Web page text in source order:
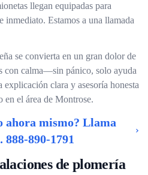
llegan equipadas para
inmediato. Estamos a una llamada
se convierta en un gran dolor de
con calma—sin pánico, solo ayuda
clara y asesoría honesta
en el área de Montrose.
ahora mismo? Llama
888-890-1791
de plomería